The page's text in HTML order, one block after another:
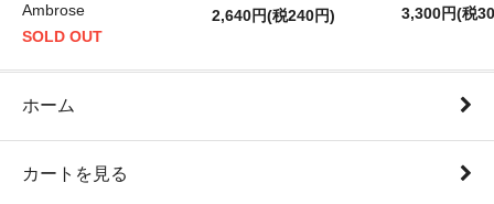
Ambrose
SOLD OUT
2,640円(税240円)
3,300円(税
ホーム
カートを見る